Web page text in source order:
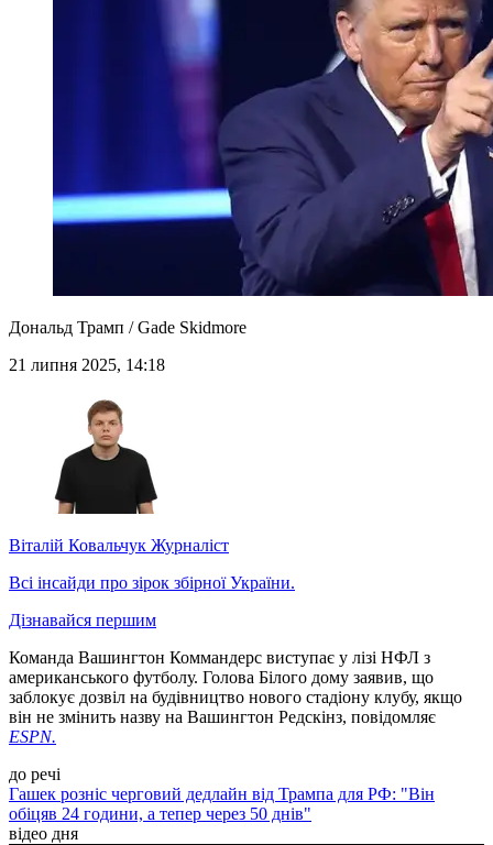
Дональд Трамп / Gade Skidmore
21 липня 2025, 14:18
Віталій Ковальчук Журналіст
Всі інсайди про зірок збірної України.
Дізнавайся першим
Команда Вашингтон Коммандерс виступає у лізі НФЛ з
американського футболу. Голова Білого дому заявив, що
заблокує дозвіл на будівництво нового стадіону клубу, якщо
він не змінить назву на Вашингтон Редскінз, повідомляє
ЕSPN.
до речі
Гашек розніс черговий дедлайн від Трампа для РФ: "Він
обіцяв 24 години, а тепер через 50 днів"
відео дня